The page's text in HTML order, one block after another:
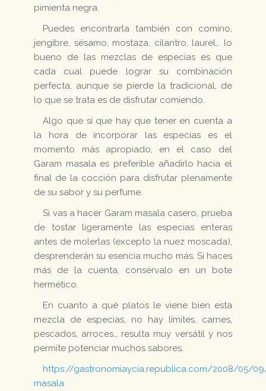
pimienta negra.
Puedes encontrarla también con comino,
jengibre, sésamo, mostaza, cilantro, laurel… lo
bueno de las mezclas de especias es que
cada cual puede lograr su combinación
perfecta, aunque se pierde la tradicional, de
lo que se trata es de disfrutar comiendo.
Algo que sí que hay que tener en cuenta a
la hora de incorporar las especias es el
momento más apropiado, en el caso del
Garam masala es preferible añadirlo hacia el
final de la cocción para disfrutar plenamente
de su sabor y su perfume.
Si vas a hacer Garam masala casero, prueba
de tostar ligeramente las especias enteras
antes de molerlas (excepto la nuez moscada),
desprenderán su esencia mucho más. Si haces
más de la cuenta, consérvalo en un bote
hermético.
En cuanto a qué platos le viene bien esta
mezcla de especias, no hay límites, carnes,
pescados, arroces… resulta muy versátil y nos
permite potenciar muchos sabores.
https://gastronomiaycia.republica.com/2008/05/
masala